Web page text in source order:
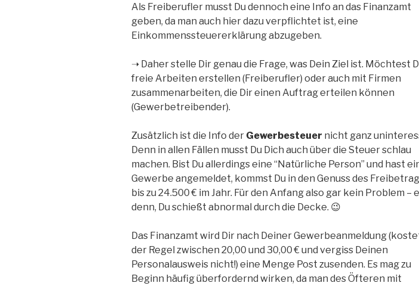
Als Freiberufler musst Du dennoch eine Info an das Finanzamt
geben, da man auch hier dazu verpflichtet ist, eine
Einkommenssteuererklärung abzugeben.
➝ Daher stelle Dir genau die Frage, was Dein Ziel ist. Möchtest
freie Arbeiten erstellen (Freiberufler) oder auch mit Firmen
zusammenarbeiten, die Dir einen Auftrag erteilen können
(Gewerbetreibender).
Zusätzlich ist die Info der Gewerbesteuer nicht ganz
Denn in allen Fällen musst Du Dich auch über die Steuer schlau
machen. Bist Du allerdings eine “Natürliche Person” und hast
Gewerbe angemeldet, kommst Du in den Genuss des
bis zu 24.500 € im Jahr. Für den Anfang also gar kein Problem –
denn, Du schießt abnormal durch die Decke. 😉
Das Finanzamt wird Dir nach Deiner Gewerbeanmeldung
der Regel zwischen 20,00 und 30,00 € und vergiss Deinen
Personalausweis nicht!) eine Menge Post zusenden. Es mag zu
Beginn häufig überfordernd wirken, da man des Öfteren mit